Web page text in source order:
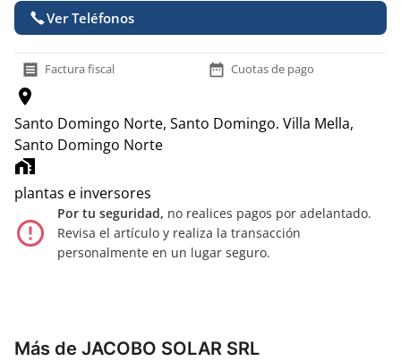
Ver Teléfonos
receipt Factura fiscal date_range Cuotas de pago
location_on
Santo Domingo Norte, Santo Domingo. Villa Mella,
Santo Domingo Norte
home_work
plantas e inversores
error_outline
Por tu seguridad, no realices pagos por adelantado.
Revisa el artículo y realiza la transacción
personalmente en un lugar seguro.
Más de JACOBO SOLAR SRL